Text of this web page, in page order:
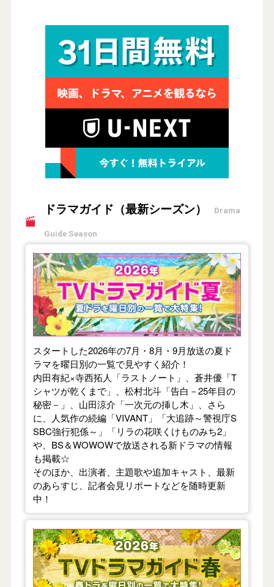
ドラマガイド（最新シーズン） Drama
Guide Season
【2026年夏】TVドラマガイド
スタートした2026年の7月・8月・9月放送の夏ド
ラマを曜日別の一覧で見やすく紹介！
内田有紀×寺西拓人「ラストノート」、蒼井優「T
シャツが乾くまで」、松村北斗「告白－25年目の
秘密－」、山田涼介「一次元の挿し木」、さら
に、人気作の続編「VIVANT」「大追跡～警視庁S
SBC強行犯係～」「リラの花咲くけものみち2」
や、BS＆WOWOWで放送される新ドラマの情報
も掲載☆
そのほか、出演者、主題歌や追加キャスト、最新
のあらすじ、記者会見リポートなどを随時更新
中！
【2026年春】TVドラマガイド